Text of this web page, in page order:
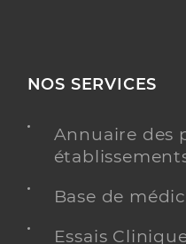
NOS SERVICES
Annuaire des
Base de
Essais